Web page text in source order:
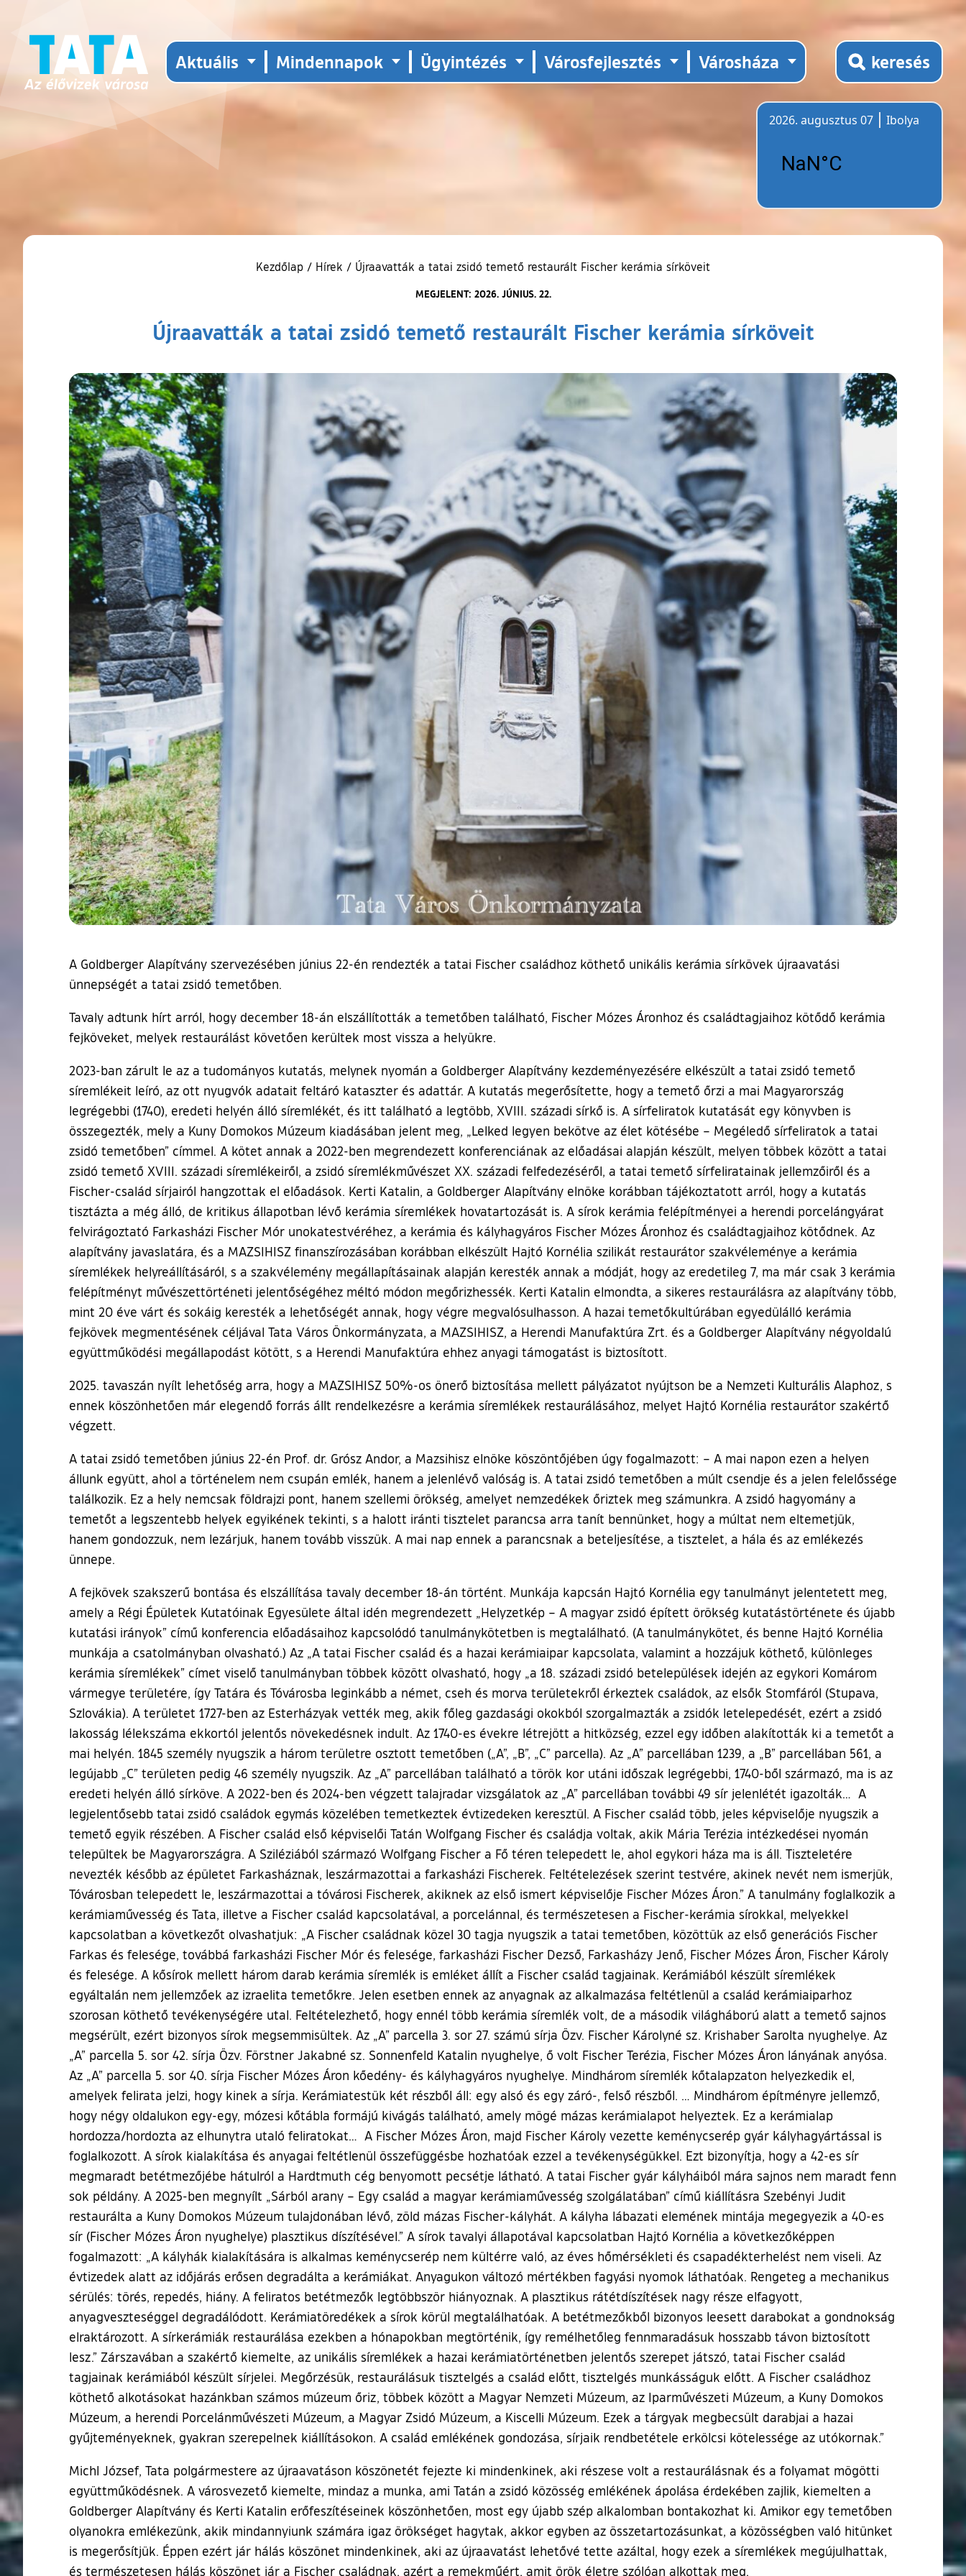
Aktuális Mindennapok Ügyintézés Városfejlesztés Városháza keresés
2026. augusztus 07
Ibolya
Kezdőlap / Hírek / Újraavatták a tatai zsidó temető restaurált Fischer kerámia sírköveit
MEGJELENT: 2026. JÚNIUS. 22.
Újraavatták a tatai zsidó temető restaurált Fischer kerámia sírköveit
A Goldberger Alapítvány szervezésében június 22-én rendezték a tatai Fischer családhoz köthető unikális kerámia sírkövek újraavatási
ünnepségét a tatai zsidó temetőben.
Tavaly adtunk hírt arról, hogy december 18-án elszállították a temetőben található, Fischer Mózes Áronhoz és családtagjaihoz kötődő kerámia
fejköveket, melyek restaurálást követően kerültek most vissza a helyükre.
2023-ban zárult le az a tudományos kutatás, melynek nyomán a Goldberger Alapítvány kezdeményezésére elkészült a tatai zsidó temető
síremlékeit leíró, az ott nyugvók adatait feltáró kataszter és adattár. A kutatás megerősítette, hogy a temető őrzi a mai Magyarország
legrégebbi (1740), eredeti helyén álló síremlékét, és itt található a legtöbb, XVIII. századi sírkő is. A sírfeliratok kutatását egy könyvben is
összegezték, mely a Kuny Domokos Múzeum kiadásában jelent meg, „Lelked legyen bekötve az élet kötésébe – Megéledő sírfeliratok a tatai
zsidó temetőben” címmel. A kötet annak a 2022-ben megrendezett konferenciának az előadásai alapján készült, melyen többek között a tatai
zsidó temető XVIII. századi síremlékeiről, a zsidó síremlékművészet XX. századi felfedezéséről, a tatai temető sírfeliratainak jellemzőiről és a
Fischer-család sírjairól hangzottak el előadások. Kerti Katalin, a Goldberger Alapítvány elnöke korábban tájékoztatott arról, hogy a kutatás
tisztázta a még álló, de kritikus állapotban lévő kerámia síremlékek hovatartozását is. A sírok kerámia felépítményei a herendi porcelángyárat
felvirágoztató Farkasházi Fischer Mór unokatestvéréhez, a kerámia és kályhagyáros Fischer Mózes Áronhoz és családtagjaihoz kötődnek. Az
alapítvány javaslatára, és a MAZSIHISZ finanszírozásában korábban elkészült Hajtó Kornélia szilikát restaurátor szakvéleménye a kerámia
síremlékek helyreállításáról, s a szakvélemény megállapításainak alapján keresték annak a módját, hogy az eredetileg 7, ma már csak 3 kerámia
felépítményt művészettörténeti jelentőségéhez méltó módon megőrizhessék. Kerti Katalin elmondta, a sikeres restaurálásra az alapítvány több,
mint 20 éve várt és sokáig keresték a lehetőségét annak, hogy végre megvalósulhasson. A hazai temetőkultúrában egyedülálló kerámia
fejkövek megmentésének céljával Tata Város Önkormányzata, a MAZSIHISZ, a Herendi Manufaktúra Zrt. és a Goldberger Alapítvány négyoldalú
együttműködési megállapodást kötött, s a Herendi Manufaktúra ehhez anyagi támogatást is biztosított.
2025. tavaszán nyílt lehetőség arra, hogy a MAZSIHISZ 50%-os önerő biztosítása mellett pályázatot nyújtson be a Nemzeti Kulturális Alaphoz, s
ennek köszönhetően már elegendő forrás állt rendelkezésre a kerámia síremlékek restaurálásához, melyet Hajtó Kornélia restaurátor szakértő
végzett.
A tatai zsidó temetőben június 22-én Prof. dr. Grósz Andor, a Mazsihisz elnöke köszöntőjében úgy fogalmazott: – A mai napon ezen a helyen
állunk együtt, ahol a történelem nem csupán emlék, hanem a jelenlévő valóság is. A tatai zsidó temetőben a múlt csendje és a jelen felelőssége
találkozik. Ez a hely nemcsak földrajzi pont, hanem szellemi örökség, amelyet nemzedékek őriztek meg számunkra. A zsidó hagyomány a
temetőt a legszentebb helyek egyikének tekinti, s a halott iránti tisztelet parancsa arra tanít bennünket, hogy a múltat nem eltemetjük,
hanem gondozzuk, nem lezárjuk, hanem tovább visszük. A mai nap ennek a parancsnak a beteljesítése, a tisztelet, a hála és az emlékezés
ünnepe.
A fejkövek szakszerű bontása és elszállítása tavaly december 18-án történt. Munkája kapcsán Hajtó Kornélia egy tanulmányt jelentetett meg,
amely a Régi Épületek Kutatóinak Egyesülete által idén megrendezett „Helyzetkép – A magyar zsidó épített örökség kutatástörténete és újabb
kutatási irányok” című konferencia előadásaihoz kapcsolódó tanulmánykötetben is megtalálható. (A tanulmánykötet, és benne Hajtó Kornélia
munkája a csatolmányban olvasható.) Az „A tatai Fischer család és a hazai kerámiaipar kapcsolata, valamint a hozzájuk köthető, különleges
kerámia síremlékek” címet viselő tanulmányban többek között olvasható, hogy „a 18. századi zsidó betelepülések idején az egykori Komárom
vármegye területére, így Tatára és Tóvárosba leginkább a német, cseh és morva területekről érkeztek családok, az elsők Stomfáról (Stupava,
Szlovákia). A területet 1727-ben az Esterházyak vették meg, akik főleg gazdasági okokból szorgalmazták a zsidók letelepedését, ezért a zsidó
lakosság lélekszáma ekkortól jelentős növekedésnek indult. Az 1740-es évekre létrejött a hitközség, ezzel egy időben alakították ki a temetőt a
mai helyén. 1845 személy nyugszik a három területre osztott temetőben („A”, „B”, „C” parcella). Az „A” parcellában 1239, a „B” parcellában 561, a
legújabb „C” területen pedig 46 személy nyugszik. Az „A” parcellában található a török kor utáni időszak legrégebbi, 1740-ből származó, ma is az
eredeti helyén álló sírköve. A 2022-ben és 2024-ben végzett talajradar vizsgálatok az „A” parcellában további 49 sír jelenlétét igazolták… A
legjelentősebb tatai zsidó családok egymás közelében temetkeztek évtizedeken keresztül. A Fischer család több, jeles képviselője nyugszik a
temető egyik részében. A Fischer család első képviselői Tatán Wolfgang Fischer és családja voltak, akik Mária Terézia intézkedései nyomán
települtek be Magyarországra. A Sziléziából származó Wolfgang Fischer a Fő téren telepedett le, ahol egykori háza ma is áll. Tiszteletére
nevezték később az épületet Farkasháznak, leszármazottai a farkasházi Fischerek. Feltételezések szerint testvére, akinek nevét nem ismerjük,
Tóvárosban telepedett le, leszármazottai a tóvárosi Fischerek, akiknek az első ismert képviselője Fischer Mózes Áron.” A tanulmány foglalkozik a
kerámiaművesség és Tata, illetve a Fischer család kapcsolatával, a porcelánnal, és természetesen a Fischer-kerámia sírokkal, melyekkel
kapcsolatban a következőt olvashatjuk: „A Fischer családnak közel 30 tagja nyugszik a tatai temetőben, közöttük az első generációs Fischer
Farkas és felesége, továbbá farkasházi Fischer Mór és felesége, farkasházi Fischer Dezső, Farkasházy Jenő, Fischer Mózes Áron, Fischer Károly
és felesége. A kősírok mellett három darab kerámia síremlék is emléket állít a Fischer család tagjainak. Kerámiából készült síremlékek
egyáltalán nem jellemzőek az izraelita temetőkre. Jelen esetben ennek az anyagnak az alkalmazása feltétlenül a család kerámiaiparhoz
szorosan köthető tevékenységére utal. Feltételezhető, hogy ennél több kerámia síremlék volt, de a második világháború alatt a temető sajnos
megsérült, ezért bizonyos sírok megsemmisültek. Az „A” parcella 3. sor 27. számú sírja Özv. Fischer Károlyné sz. Krishaber Sarolta nyughelye. Az
„A” parcella 5. sor 42. sírja Özv. Förstner Jakabné sz. Sonnenfeld Katalin nyughelye, ő volt Fischer Terézia, Fischer Mózes Áron lányának anyósa.
Az „A” parcella 5. sor 40. sírja Fischer Mózes Áron kőedény- és kályhagyáros nyughelye. Mindhárom síremlék kőtalapzaton helyezkedik el,
amelyek felirata jelzi, hogy kinek a sírja. Kerámiatestük két részből áll: egy alsó és egy záró-, felső részből. … Mindhárom építményre jellemző,
hogy négy oldalukon egy-egy, mózesi kőtábla formájú kivágás található, amely mögé mázas kerámialapot helyeztek. Ez a kerámialap
hordozza/hordozta az elhunytra utaló feliratokat… A Fischer Mózes Áron, majd Fischer Károly vezette keménycserép gyár kályhagyártással is
foglalkozott. A sírok kialakítása és anyagai feltétlenül összefüggésbe hozhatóak ezzel a tevékenységükkel. Ezt bizonyítja, hogy a 42-es sír
megmaradt betétmezőjébe hátulról a Hardtmuth cég benyomott pecsétje látható. A tatai Fischer gyár kályháiból mára sajnos nem maradt fenn
sok példány. A 2025-ben megnyílt „Sárból arany – Egy család a magyar kerámiaművesség szolgálatában” című kiállításra Szebényi Judit
restaurálta a Kuny Domokos Múzeum tulajdonában lévő, zöld mázas Fischer-kályhát. A kályha lábazati elemének mintája megegyezik a 40-es
sír (Fischer Mózes Áron nyughelye) plasztikus díszítésével.” A sírok tavalyi állapotával kapcsolatban Hajtó Kornélia a következőképpen
fogalmazott: „A kályhák kialakítására is alkalmas keménycserép nem kültérre való, az éves hőmérsékleti és csapadékterhelést nem viseli. Az
évtizedek alatt az időjárás erősen degradálta a kerámiákat. Anyagukon változó mértékben fagyási nyomok láthatóak. Rengeteg a mechanikus
sérülés: törés, repedés, hiány. A feliratos betétmezők legtöbbször hiányoznak. A plasztikus rátétdíszítések nagy része elfagyott,
anyagveszteséggel degradálódott. Kerámiatöredékek a sírok körül megtalálhatóak. A betétmezőkből bizonyos leesett darabokat a gondnokság
elraktározott. A sírkerámiák restaurálása ezekben a hónapokban megtörténik, így remélhetőleg fennmaradásuk hosszabb távon biztosított
lesz.” Zárszavában a szakértő kiemelte, az unikális síremlékek a hazai kerámiatörténetben jelentős szerepet játszó, tatai Fischer család
tagjainak kerámiából készült sírjelei. Megőrzésük, restaurálásuk tisztelgés a család előtt, tisztelgés munkásságuk előtt. A Fischer családhoz
köthető alkotásokat hazánkban számos múzeum őriz, többek között a Magyar Nemzeti Múzeum, az Iparművészeti Múzeum, a Kuny Domokos
Múzeum, a herendi Porcelánművészeti Múzeum, a Magyar Zsidó Múzeum, a Kiscelli Múzeum. Ezek a tárgyak megbecsült darabjai a hazai
gyűjteményeknek, gyakran szerepelnek kiállításokon. A család emlékének gondozása, sírjaik rendbetétele erkölcsi kötelessége az utókornak.”
Michl József, Tata polgármestere az újraavatáson köszönetét fejezte ki mindenkinek, aki részese volt a restaurálásnak és a folyamat mögötti
együttműködésnek. A városvezető kiemelte, mindaz a munka, ami Tatán a zsidó közösség emlékének ápolása érdekében zajlik, kiemelten a
Goldberger Alapítvány és Kerti Katalin erőfeszítéseinek köszönhetően, most egy újabb szép alkalomban bontakozhat ki. Amikor egy temetőben
olyanokra emlékezünk, akik mindannyiunk számára igaz örökséget hagytak, akkor egyben az összetartozásunkat, a közösségben való hitünket
is megerősítjük. Éppen ezért jár hálás köszönet mindenkinek, aki az újraavatást lehetővé tette azáltal, hogy ezek a síremlékek megújulhattak,
és természetesen hálás köszönet jár a Fischer családnak, azért a remekműért, amit örök életre szólóan alkottak meg.